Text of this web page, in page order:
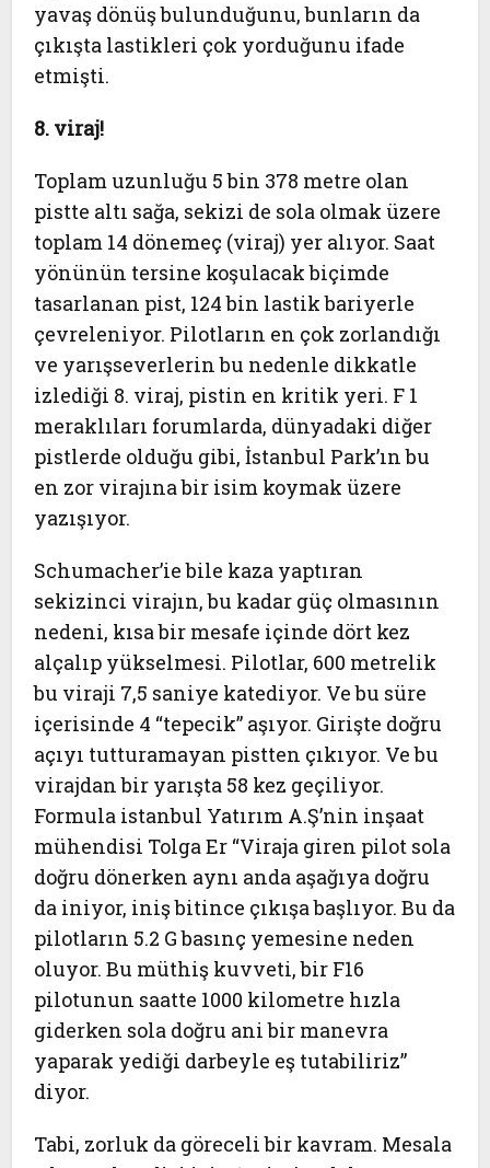
yavaş dönüş bulunduğunu, bunların da
çıkışta lastikleri çok yorduğunu ifade
etmişti.
8. viraj!
Toplam uzunluğu 5 bin 378 metre olan
pistte altı sağa, sekizi de sola olmak üzere
toplam 14 dönemeç (viraj) yer alıyor. Saat
yönünün tersine koşulacak biçimde
tasarlanan pist, 124 bin lastik bariyerle
çevreleniyor. Pilotların en çok zorlandığı
ve yarışseverlerin bu nedenle dikkatle
izlediği 8. viraj, pistin en kritik yeri. F 1
meraklıları forumlarda, dünyadaki diğer
pistlerde olduğu gibi, İstanbul Park’ın bu
en zor virajına bir isim koymak üzere
yazışıyor.
Schumacher’ie bile kaza yaptıran
sekizinci virajın, bu kadar güç olmasının
nedeni, kısa bir mesafe içinde dört kez
alçalıp yükselmesi. Pilotlar, 600 metrelik
bu viraji 7,5 saniye katediyor. Ve bu süre
içerisinde 4 “tepecik” aşıyor. Girişte doğru
açıyı tutturamayan pistten çıkıyor. Ve bu
virajdan bir yarışta 58 kez geçiliyor.
Formula istanbul Yatırım A.Ş’nin inşaat
mühendisi Tolga Er “Viraja giren pilot sola
doğru dönerken aynı anda aşağıya doğru
da iniyor, iniş bitince çıkışa başlıyor. Bu da
pilotların 5.2 G basınç yemesine neden
oluyor. Bu müthiş kuvveti, bir F16
pilotunun saatte 1000 kilometre hızla
giderken sola doğru ani bir manevra
yaparak yediği darbeyle eş tutabiliriz”
diyor.
Tabi, zorluk da göreceli bir kavram. Mesala